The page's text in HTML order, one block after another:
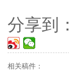
分享到：
相关稿件：